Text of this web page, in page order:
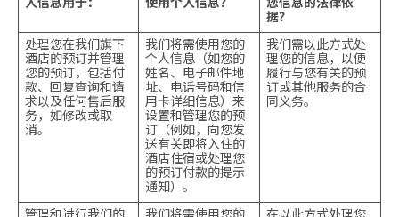
据？
处理您在我们旗下
酒店的预订并管理
您的预订，包括付
款、回复查询和请
求以及任何售后服
务，如修改或取
消。
我们将需使用您的
个人信息（如您的
姓名、电子邮件地
址、电话号码和信
用卡详细信息）来
设置和管理您的预
订（例如，向您发
送有关即将入住的
酒店住宿或处理您
的预订付款的提示
通知）。
我们需以此方式处
理您的信息，以便
履行与您有关的预
订或其他服务的合
同义务。